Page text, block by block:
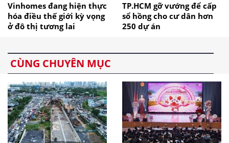
Vinhomes đang hiện thực
hóa điều thế giới kỳ vọng
ở đô thị tương lai
TP.HCM gỡ vướng để cấp
sổ hồng cho cư dân hơn
250 dự án
CÙNG CHUYÊN MỤC